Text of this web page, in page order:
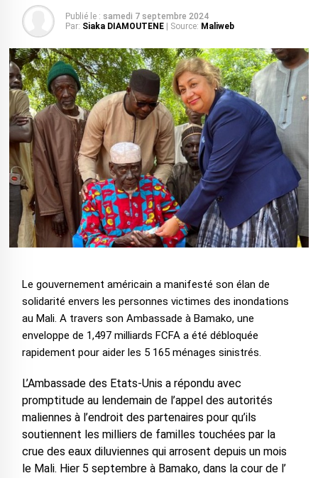
Publié le : samedi 7 septembre 2024
Par: Siaka DIAMOUTENE | Source: Maliweb
Le gouvernement américain a manifesté son élan de
solidarité envers les personnes victimes des inondations
au Mali. A travers son Ambassade à Bamako, une
enveloppe de 1,497 milliards FCFA a été débloquée
rapidement pour aider les 5 165 ménages sinistrés.
L’Ambassade des Etats-Unis a répondu avec
promptitude au lendemain de l’appel des autorités
maliennes à l’endroit des partenaires pour qu’ils
soutiennent les milliers de familles touchées par la
crue des eaux diluviennes qui arrosent depuis un mois
le Mali. Hier 5 septembre à Bamako, dans la cour de l’